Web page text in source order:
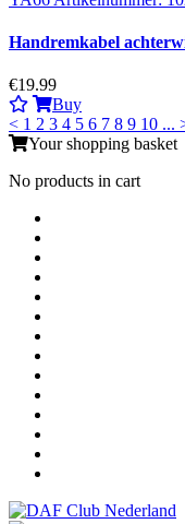
Handremkabel
€19.99
Buy
< 1 2 3 4 5 6 7 8 9 10 ...
Your shopping basket
No products in cart